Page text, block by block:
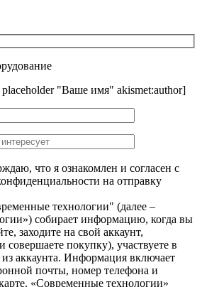
"Ваше имя" akismet:author]
что я ознакомлен и согласен с
на отправку
технологии" (далее –
собирает информацию, когда вы
заходите на свой аккаунт,
совершаете покупку), участвуете в
аккаунта. Информация включает
почты, номер телефона и
«Современные технологии»